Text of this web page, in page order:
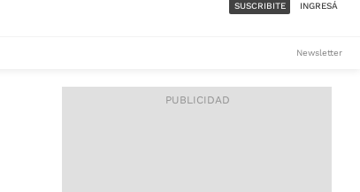
ACCESO FULL - $1.800/MES
SUSCRIBITE INGRESÁ
Newsletter